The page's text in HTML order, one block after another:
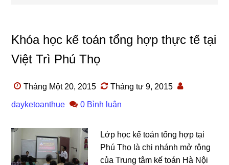
Khóa học kế toán tổng hợp thực tế tại
Việt Trì Phú Thọ
Tháng Một 20, 2015 Tháng tư 9, 2015
dayketoanthue 0 Bình luận
Lớp học kế toán tổng hợp tại
Phú Thọ là chi nhánh mở rộng
của Trung tâm kế toán Hà Nội